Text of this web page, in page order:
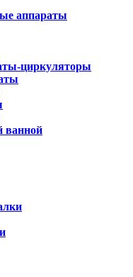
аппараты
циркуляторы
ванной